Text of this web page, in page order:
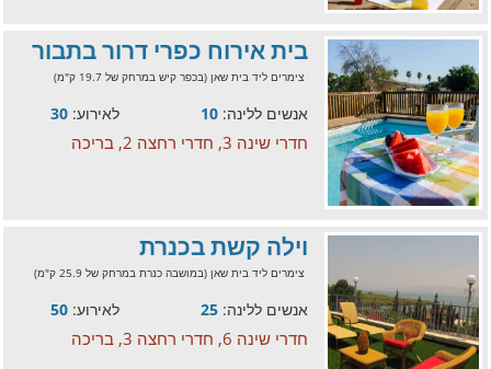
בית אירוח כפרי דרור בתבור
צימרים ליד בית שאן (בכפר קיש במרחק של 19.7 ק"מ)
אנשים ללינה: 10 לאירוע: 30
חדרי שינה 3, חדרי רחצה 2, בריכה
וילה קשת בכנרת
צימרים ליד בית שאן (במושבה כנרת במרחק של 25.9 ק"מ)
אנשים ללינה: 25 לאירוע: 50
חדרי שינה 6, חדרי רחצה 3, בריכה